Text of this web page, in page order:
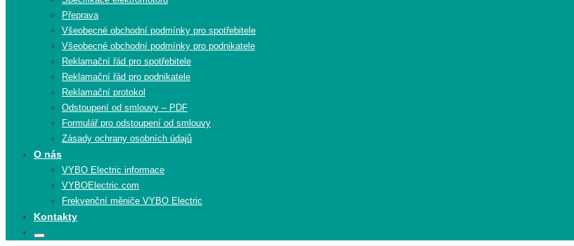
Přeprava
Všeobecné obchodní podmínky pro spotřebitele
Všeobecné obchodní podmínky pro podnikatele
Reklamační řád pro spotřebitele
Reklamační řád pro podnikatele
Reklamační protokol
Odstoupení od smlouvy – PDF
Formulář pro odstoupení od smlouvy
Zásady ochrany osobních údajů
O nás
VYBO Electric informace
VYBOElectric.com
Frekvenční měniče VYBO Electric
Kontakty
Search
Search